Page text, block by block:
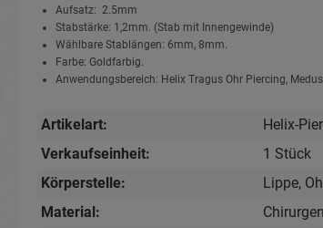
Aufsatz: 2.5mm
Stabstärke: 1,2mm. (Stab mit Innengewinde)
Wählbare Stablängen: 6mm, 8mm.
Farbe: Goldfarbig.
Anwendungsbereich: Helix Tragus Ohr Piercing,
Artikelart: Helix-
Verkaufseinheit:
1 Stück
Körperstelle:
Lippe,
Material: